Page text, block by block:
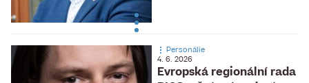
Evropská regionální rada
Personálie
4. 6. 2026